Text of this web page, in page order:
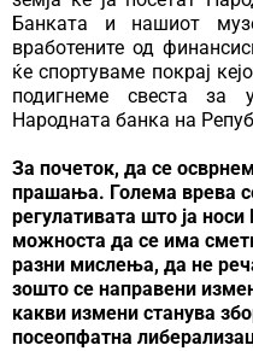
Банката и нашиот
вработените од
ќе спортуваме покрај
подигнеме свеста за
Народната банка на
За почеток, да се
прашања. Голема врева
регулативата што ја
можноста да се има
разни мислења, да не
зошто се направени
какви измени станува
посеопфатна